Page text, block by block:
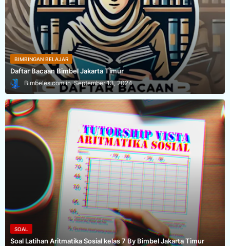
BIMBINGAN BELAJAR
Daftar Bacaan Bimbel Jakarta Timur
Bimbeles.com September 13, 2024
SOAL
Soal Latihan Aritmatika Sosial kelas 7 By Bimbel Jakarta Timur